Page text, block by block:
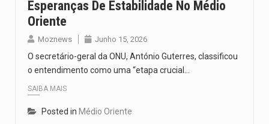
Esperanças De Estabilidade No Médio
Oriente
Moznews Junho 15, 2026
O secretário-geral da ONU, António Guterres, classificou
o entendimento como uma “etapa crucial…
SAIBA MAIS
Posted in Médio Oriente